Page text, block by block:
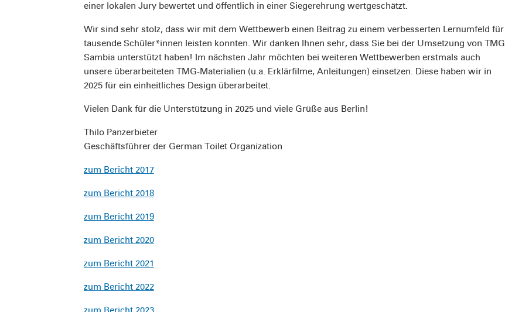
einer lokalen Jury bewertet und öffentlich in einer Siegerehrung wertgeschätzt.
Wir sind sehr stolz, dass wir mit dem Wettbewerb einen Beitrag zu einem verbesserten Lernumfeld für
tausende Schüler*innen leisten konnten. Wir danken Ihnen sehr, dass Sie bei der Umsetzung von TMG
Sambia unterstützt haben! Im nächsten Jahr möchten bei weiteren Wettbewerben erstmals auch
unsere überarbeiteten TMG-Materialien (u.a. Erklärfilme, Anleitungen) einsetzen. Diese haben wir in
2025 für ein einheitliches Design überarbeitet.
Vielen Dank für die Unterstützung in 2025 und viele Grüße aus Berlin!
Thilo Panzerbieter
Geschäftsführer der German Toilet Organization
zum Bericht 2017
zum Bericht 2018
zum Bericht 2019
zum Bericht 2020
zum Bericht 2021
zum Bericht 2022